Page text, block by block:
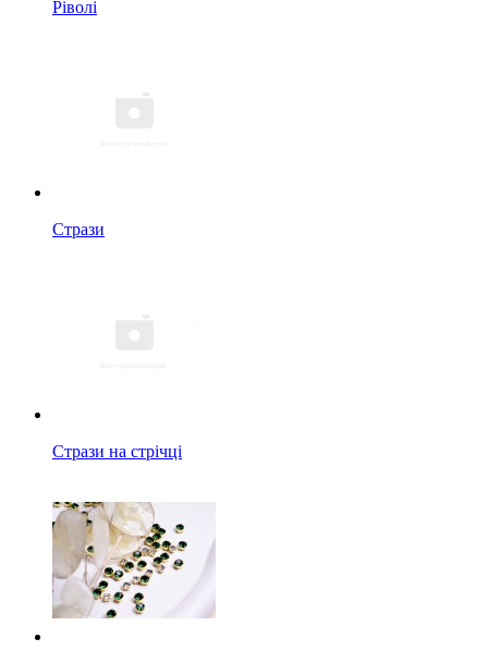
Ріволі
Стрази
Стрази на стрічці